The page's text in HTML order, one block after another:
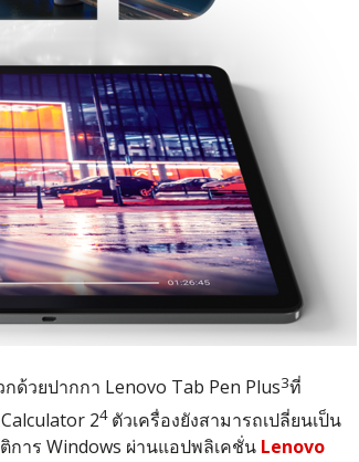
ด้วยปากกา Lenovo Tab Pen Plus3ที่
24 ตัวเครื่องยังสามารถเปลี่ยนเป็น
การ Windows ผ่านแอปพลิเคชั่น Lenovo